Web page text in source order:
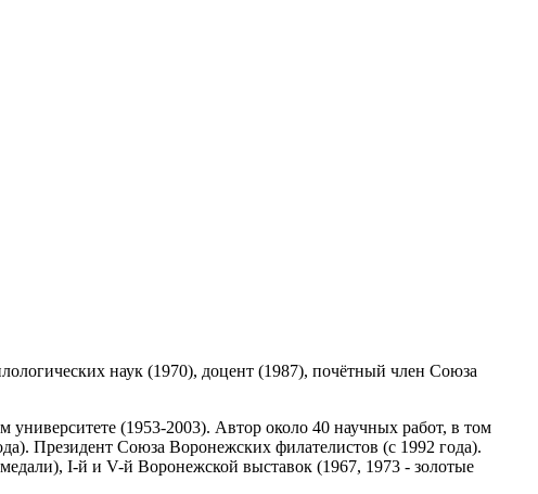
наук (1970), доцент (1987), почётный член Союза
(1953-2003). Автор около 40 научных работ, в том
Президент Союза Воронежских филателистов (с 1992 года).
I-й и V-й Воронежской выставок (1967, 1973 - золотые